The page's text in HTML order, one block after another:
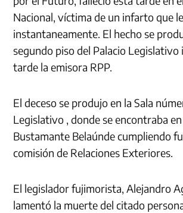
Nacional, víctima de un infarto que
instantaneamente. El hecho se
segundo piso del Palacio
tarde la emisora RPP.
El deceso se produjo en la Sala
Legislativo , donde se encontraba
Bustamante Belaúnde cumpliendo
comisión de Relaciones Exteriores.
El legislador fujimorista, Alejandro
lamentó la muerte del citado